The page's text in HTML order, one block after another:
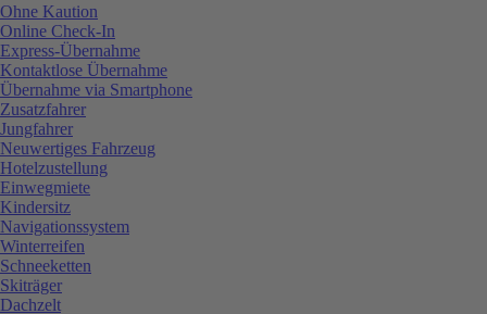
Ohne Kaution
Online Check-In
Express-Übernahme
Kontaktlose Übernahme
Übernahme via Smartphone
Zusatzfahrer
Jungfahrer
Neuwertiges Fahrzeug
Hotelzustellung
Einwegmiete
Kindersitz
Navigationssystem
Winterreifen
Schneeketten
Skiträger
Dachzelt